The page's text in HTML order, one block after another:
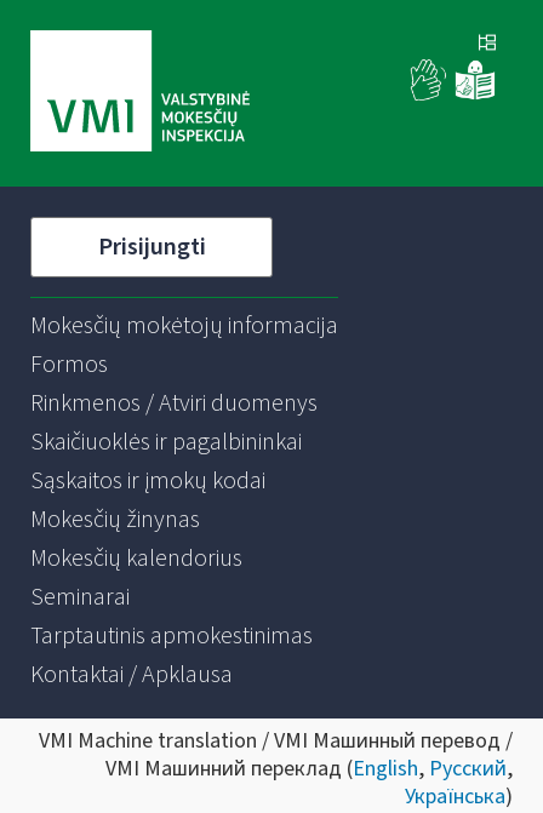
Prisijungti
Mokesčių mokėtojų informacija
Formos
Rinkmenos / Atviri duomenys
Skaičiuoklės ir pagalbininkai
Sąskaitos ir įmokų kodai
Mokesčių žinynas
Mokesčių kalendorius
Seminarai
Tarptautinis apmokestinimas
Kontaktai / Apklausa
VMI Machine translation / VMI Машинный перевод /
VMI Машинний переклад (English, Русский,
Українська)